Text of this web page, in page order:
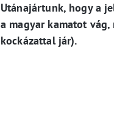
Utánajártunk, hogy a
a magyar kamatot
kockázattal jár).